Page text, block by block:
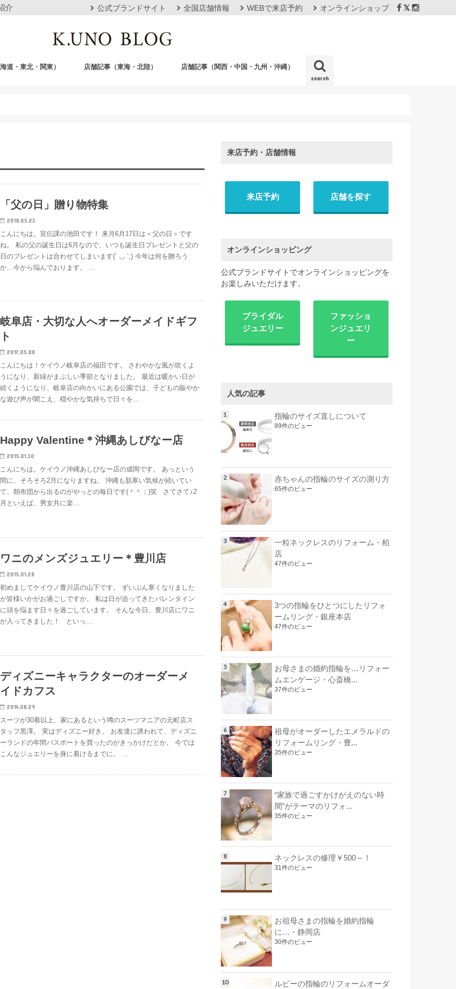
介 公式ブランドサイト 全国店舗情報 WEBで来店予約 オンラインショップ
search
道・東北・関東） 店舗記事（東海・北陸） 店舗記事（関西・中国・九州・沖縄）
「父の日」贈り物特集
2018.05.23
こんにちは。宣伝課の池田です！ 来月6月17日は＜父の日＞です
ね。 私の父の誕生日は6月なので、いつも誕生日プレゼントと父の
日のプレゼントは合わせてしまいます(´ ◡ `;) 今年は何を贈ろう
か…今から悩んでおります。 …
岐阜店・大切な人へオーダーメイドギフ
ト
2017.05.08
こんにちは！ケイウノ岐阜店の福田です。 さわやかな風が吹くよ
うになり、新緑がまぶしい季節となりました。 最近は暖かい日が
続くようになり、岐阜店の向かいにある公園では、子どもの賑やか
な遊び声が聞こえ、穏やかな気持ちで日々を…
Happy Valentine＊沖縄あしびなー店
2015.01.30
こんにちは。ケイウノ沖縄あしびなー店の成岡です。 あっという
間に、そろそろ2月になりますね。 沖縄も肌寒い気候が続いてい
て、朝布団から出るのがやっとの毎日です(＾＾；)笑 さてさて♪2
月といえば、男女共に楽…
ワニのメンズジュエリー＊豊川店
2015.01.28
初めましてケイウノ豊川店の山下です。 ずいぶん寒くなりました
が皆様いかがお過ごしですか。 私は日が迫ってきたバレンタイン
に頭を悩ます日々を過ごしています。 そんな今日、豊川店にワニ
が入ってきました！ といっ…
ディズニーキャラクターのオーダーメ
イドカフス
2014.08.29
スーツが30着以上、家にあるという噂のスーツマニアの元町店ス
タッフ黒澤。 実はディズニー好き。 お友達に誘われて、ディズニ
ーランドの年間パスポートを買ったのがきっかけだとか。 今では
こんなジュエリーを身に着けるまでに。 …
来店予約・店舗情報
来店予約 店舗を探す
オンラインショッピング
公式ブランドサイトでオンラインショッピングを
お楽しみいただけます。
ブライダル
ジュエリー
ファッショ
ンジュエリ
ー
人気の記事
指輪のサイズ直しについて
89件のビュー
赤ちゃんの指輪のサイズの測り方
65件のビュー
一粒ネックレスのリフォーム・柏
店
47件のビュー
3つの指輪をひとつにしたリフォ
ームリング・銀座本店
47件のビュー
お母さまの婚約指輪を…リフォー
ムエンゲージ・心斎橋...
37件のビュー
祖母がオーダーしたエメラルドの
リフォームリング・豊...
35件のビュー
“家族で過ごすかけがえのない時
間”がテーマのリフォ...
35件のビュー
ネックレスの修理￥500～！
31件のビュー
お祖母さまの指輪を婚約指輪
に…・静岡店
30件のビュー
ルビーの指輪のリフォームオーダ